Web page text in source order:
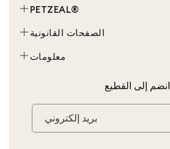
PETZEAL®
محادثة
الصفحات القانونية
الأحكام والشروط
سياسة الخصوصية
سياسة الإرجاع
إشعارات قانونية
معلومات
شراكة
Mon Compte
انضم إلى القطيع
بريد إلكتروني